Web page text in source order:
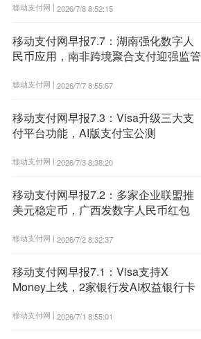
移动支付网 | 2026/7/8 8:52:15
移动支付网早报7.7：湖南强化数字人
民币应用，南非跨境聚合支付迎强监管
移动支付网 | 2026/7/7 8:55:57
移动支付网早报7.3：Visa升级三大支
付平台功能，AI版支付宝公测
移动支付网 | 2026/7/3 8:38:20
移动支付网早报7.2：多家企业联盟推
美元稳定币，广西发数字人民币红包
移动支付网 | 2026/7/2 8:32:37
移动支付网早报7.1：Visa支持X
Money上线，2家银行发AI权益银行卡
移动支付网 | 2026/7/1 8:55:01